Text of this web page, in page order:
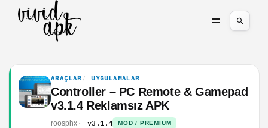
ARAÇLAR UYGULAMALAR
Controller – PC Remote & Gamepad
v3.1.4 Reklamsız APK
roosphx v3.1.4 MOD / PREMIUM